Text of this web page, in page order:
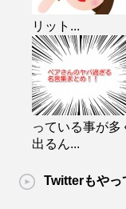
リット...
っている事が
出るん...
Twitterもやっ